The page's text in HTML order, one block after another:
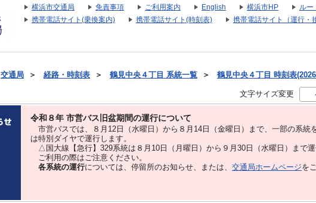
横浜市交通局 免責事項 ご利用案内 English 横浜市HP
ルー
携帯電話サイト(乗換案内)
携帯電話サイト(時刻表) 携帯電話サイト（運行・
交通局 ＞ 経路・時刻表 ＞ 鶴見中央４丁目 系統一覧 ＞ 鶴見中央４丁目 時刻表
文字サイズ変更
令和８年 市営バス旧盆期間の運行について
市営バスでは、８⽉12⽇（水曜日）から８⽉14⽇（金曜日）まで、⼀部の系統
は特別ダイヤで運⾏します。
△国大線【急行】329系統は８月10日（月曜日）から９月30日（水曜日）まで
ご利用の際はご注意ください。
各系統の運行については、停留所のお知らせ、または、 交通局ホームページを